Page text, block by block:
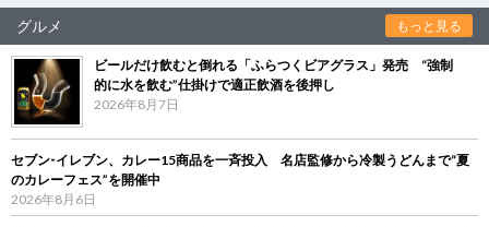
グルメ もっと見る
ビールだけ飲むと倒れる「ふらつくビアグラス」発売 “強制
的に水を飲む”仕掛けで適正飲酒を後押し
2026年8月7日
セブン‐イレブン、カレー15商品を一斉投入 名店監修から冷製うどんまで“夏
のカレーフェス”を開催中
2026年8月6日